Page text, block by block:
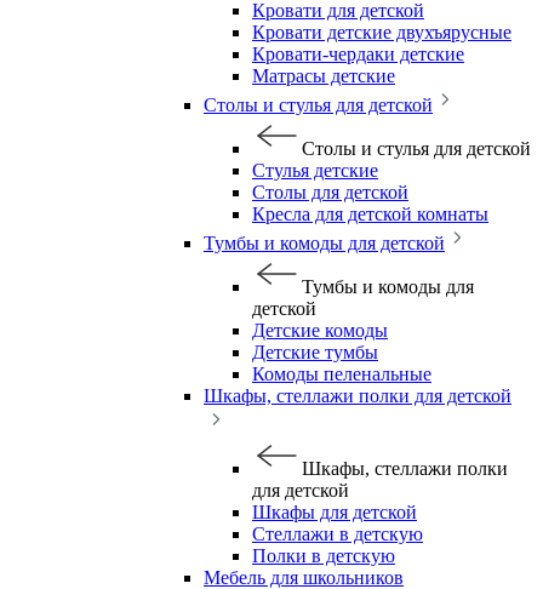
Кровати для детской
Кровати детские двухъярусные
Кровати-чердаки детские
Матрасы детские
Столы и стулья для детской
Столы и стулья для детской
Стулья детские
Столы для детской
Кресла для детской комнаты
Тумбы и комоды для детской
Тумбы и комоды для
детской
Детские комоды
Детские тумбы
Комоды пеленальные
Шкафы, стеллажи полки для детской
Шкафы, стеллажи полки
для детской
Шкафы для детской
Стеллажи в детскую
Полки в детскую
Мебель для школьников